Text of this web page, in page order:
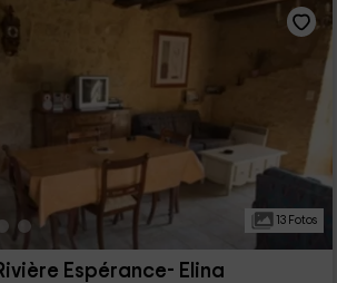
13 Fotos
Espérance- Elina